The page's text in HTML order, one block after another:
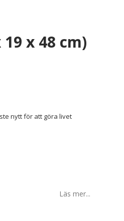
x 48 cm)
nytt för att göra livet
Läs mer...